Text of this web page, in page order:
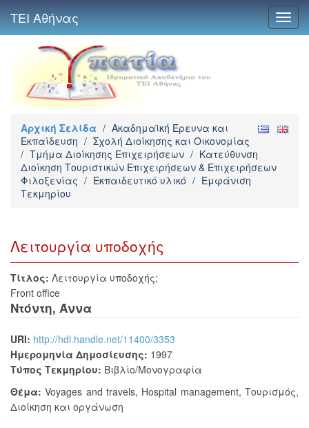
ΤΕΙ Αθήνας
Αρχική Σελίδα / Ακαδημαϊκή Έρευνα και
Εκπαίδευση / Σχολή Διοίκησης και Οικονομίας
/ Τμήμα Διοίκησης Επιχειρήσεων / Κατεύθυνση
Διοίκηση Τουριστικών Επιχειρήσεων & Επιχειρήσεων
Φιλοξενίας / Εκπαιδευτικό υλικό / Εμφάνιση
Τεκμηρίου
Λειτουργία υποδοχής
Τίτλος: Λειτουργία υποδοχής;
Front office
Ντόντη, Άννα
URI: http://hdl.handle.net/11400/3353
Ημερομηνία Δημοσίευσης: 1997
Τύπος Τεκμηρίου: Βιβλίο/Μονογραφία
Θέμα: Voyages and travels, Hospital management,Τουρισμός,
Διοίκηση και οργάνωση